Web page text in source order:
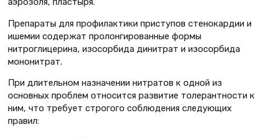
Препараты для профилактики приступов стенокардии и
ишемии содержат пролонгированные формы
нитроглицерина, изосорбида динитрат и изосорбида
мононитрат.
При длительном назначении нитратов к одной из
основных проблем относится развитие толерантности к
ним, что требует строгого соблюдения следующих
правил: